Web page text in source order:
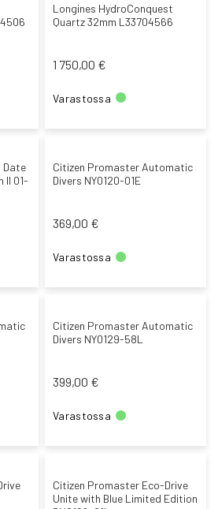
Longines HydroConquest
Quartz 32mm L33704566
1 750,00 €
Varastossa
Date
II 01-
Citizen Promaster Automatic
Divers NY0120-01E
369,00 €
Varastossa
Citizen Promaster Automatic
Divers NY0129-58L
399,00 €
Varastossa
Citizen Promaster Eco-Drive
Unite with Blue Limited Edition